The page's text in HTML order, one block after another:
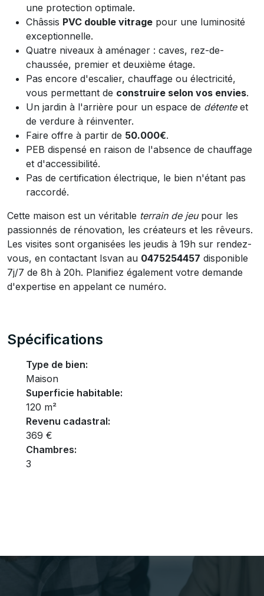
une protection optimale.
Châssis PVC double vitrage pour une luminosité
exceptionnelle.
Quatre niveaux à aménager : caves, rez-de-
chaussée, premier et deuxième étage.
Pas encore d'escalier, chauffage ou électricité,
vous permettant de construire selon vos envies.
Un jardin à l'arrière pour un espace de détenteet
de verdure à réinventer.
Faire offre à partir de 50.000€.
PEB dispensé en raison de l'absence de chauffage
et d'accessibilité.
Pas de certification électrique, le bien n'étant pas
raccordé.
Cette maison est un véritable terrain de jeupour les
passionnés de rénovation, les créateurs et les rêveurs.
Les visites sont organisées les jeudis à 19h sur rendez-
vous, en contactant Isvan au 0475254457 disponible
7j/7 de 8h à 20h. Planifiez également votre demande
d'expertise en appelant ce numéro.
Spécifications
Type de bien:
Maison
Superficie habitable:
120 m²
Revenu cadastral:
369 €
Chambres:
3